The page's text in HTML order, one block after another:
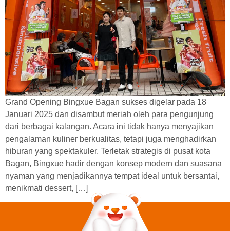
Grand Opening Bingxue Bagan sukses digelar pada 18
Januari 2025 dan disambut meriah oleh para pengunjung
dari berbagai kalangan. Acara ini tidak hanya menyajikan
pengalaman kuliner berkualitas, tetapi juga menghadirkan
hiburan yang spektakuler. Terletak strategis di pusat kota
Bagan, Bingxue hadir dengan konsep modern dan suasana
nyaman yang menjadikannya tempat ideal untuk bersantai,
menikmati dessert, […]